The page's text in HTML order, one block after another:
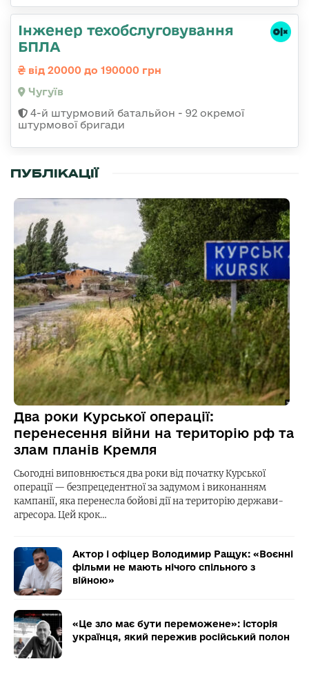
Інженер техобслуговування
БПЛА
від 20000 до 190000 грн
Чугуїв
4-й штурмовий батальйон - 92 окремої
штурмової бригади
ПУБЛІКАЦІЇ
Два роки Курської операції:
перенесення війни на територію рф та
злам планів Кремля
Сьогодні виповнюється два роки від початку Курської
операції — безпрецедентної за задумом і виконанням
кампанії, яка перенесла бойові дії на територію держави-
агресора. Цей крок…
Актор і офіцер Володимир Ращук: «Воєнні
фільми не мають нічого спільного з
війною»
«Це зло має бути переможене»: історія
українця, який пережив російський полон